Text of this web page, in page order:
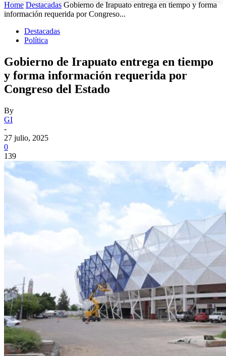
Home Destacadas Gobierno de Irapuato entrega en tiempo y forma
información requerida por Congreso...
Destacadas
Política
Gobierno de Irapuato entrega en tiempo
y forma información requerida por
Congreso del Estado
By
GI
-
27 julio, 2025
0
139